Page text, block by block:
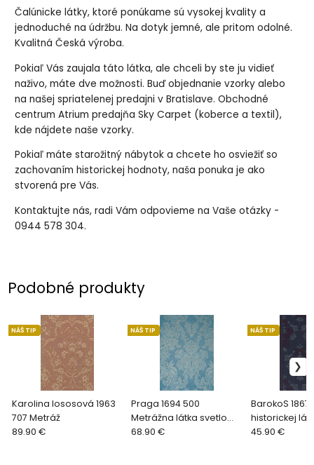
Čalúnicke látky, ktoré ponúkame sú vysokej kvality a
jednoduché na údržbu. Na dotyk jemné, ale pritom odolné.
Kvalitná Česká výroba.
Pokiaľ Vás zaujala táto látka, ale chceli by ste ju vidieť
naživo, máte dve možnosti. Buď objednanie vzorky alebo
na našej spriatelenej predajni v Bratislave. Obchodné
centrum Atrium predajňa Sky Carpet (koberce a textil),
kde nájdete naše vzorky.
Pokiaľ máte starožitný nábytok a chcete ho osviežiť so
zachovaním historickej hodnoty, naša ponuka je ako
stvorená pre Vás.
Kontaktujte nás, radi Vám odpovieme na Vaše otázky -
0944 578 304.
Podobné produkty
Karolina lososová 1963
707 Metráž
NÁŠ TIP
89.90 €
Praga 1694 500
Metrážna látka svetlo
modrá
NÁŠ TIP
68.90 €
BarokoS
historickej
NÁŠ TIP
45.90 €